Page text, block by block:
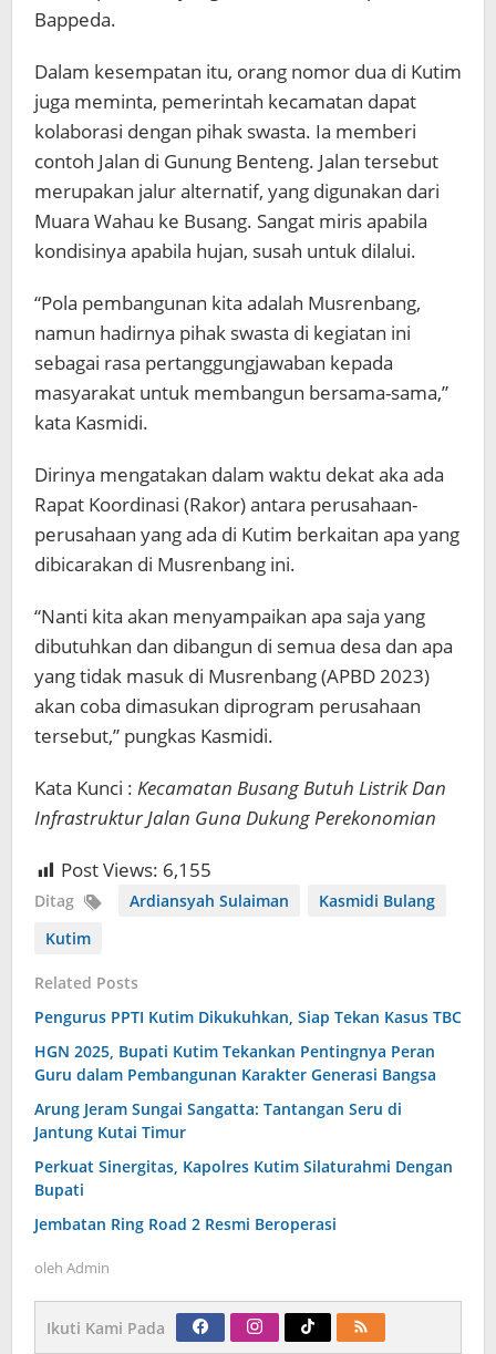
Bappeda.
Dalam kesempatan itu, orang nomor dua di Kutim
juga meminta, pemerintah kecamatan dapat
kolaborasi dengan pihak swasta. Ia memberi
contoh Jalan di Gunung Benteng. Jalan tersebut
merupakan jalur alternatif, yang digunakan dari
Muara Wahau ke Busang. Sangat miris apabila
kondisinya apabila hujan, susah untuk dilalui.
“Pola pembangunan kita adalah Musrenbang,
namun hadirnya pihak swasta di kegiatan ini
sebagai rasa pertanggungjawaban kepada
masyarakat untuk membangun bersama-sama,”
kata Kasmidi.
Dirinya mengatakan dalam waktu dekat aka ada
Rapat Koordinasi (Rakor) antara perusahaan-
perusahaan yang ada di Kutim berkaitan apa yang
dibicarakan di Musrenbang ini.
“Nanti kita akan menyampaikan apa saja yang
dibutuhkan dan dibangun di semua desa dan apa
yang tidak masuk di Musrenbang (APBD 2023)
akan coba dimasukan diprogram perusahaan
tersebut,” pungkas Kasmidi.
Kata Kunci : Kecamatan Busang Butuh Listrik Dan
Infrastruktur Jalan Guna Dukung Perekonomian
Post Views: 6,155
Ditag Ardiansyah Sulaiman
Kasmidi Bulang
Kutim
Related Posts
Pengurus PPTI Kutim Dikukuhkan, Siap Tekan Kasus TBC
HGN 2025, Bupati Kutim Tekankan Pentingnya Peran
Guru dalam Pembangunan Karakter Generasi Bangsa
Arung Jeram Sungai Sangatta: Tantangan Seru di
Jantung Kutai Timur
Perkuat Sinergitas, Kapolres Kutim Silaturahmi Dengan
Bupati
Jembatan Ring Road 2 Resmi Beroperasi
oleh Admin
Ikuti Kami Pada